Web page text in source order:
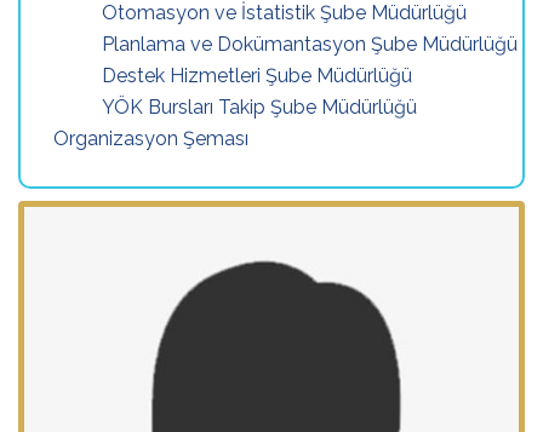
Otomasyon ve İstatistik Şube Müdürlüğü
Planlama ve Dokümantasyon Şube Müdürlüğü
Destek Hizmetleri Şube Müdürlüğü
YÖK Bursları Takip Şube Müdürlüğü
Organizasyon Şeması